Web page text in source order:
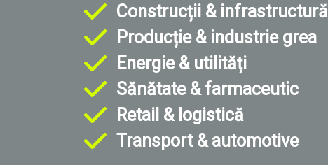
Construcții & infrastructură
Producție & industrie grea
Energie & utilități
Sănătate & farmaceutic
Retail & logistică
Transport & automotive